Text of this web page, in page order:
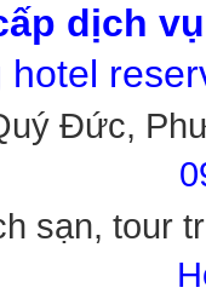
dịch
hotel
Đức,
sạn, tour